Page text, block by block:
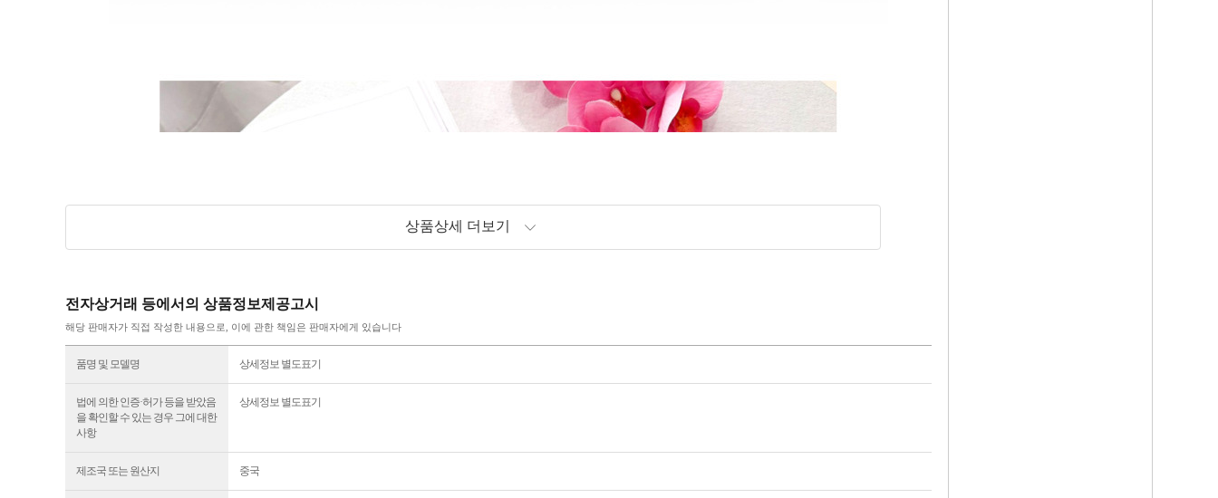
상품상세 더보기
전자상거래 등에서의 상품정보제공고시
해당 판매자가 직접 작성한 내용으로, 이에 관한 책임은 판매자에게 있습니다
품명 및 모델명 상세정보 별도표기
법에 의한 인증·허가 등을 받았음
을 확인할 수 있는 경우 그에 대한
사항
상세정보 별도표기
제조국 또는 원산지 중국